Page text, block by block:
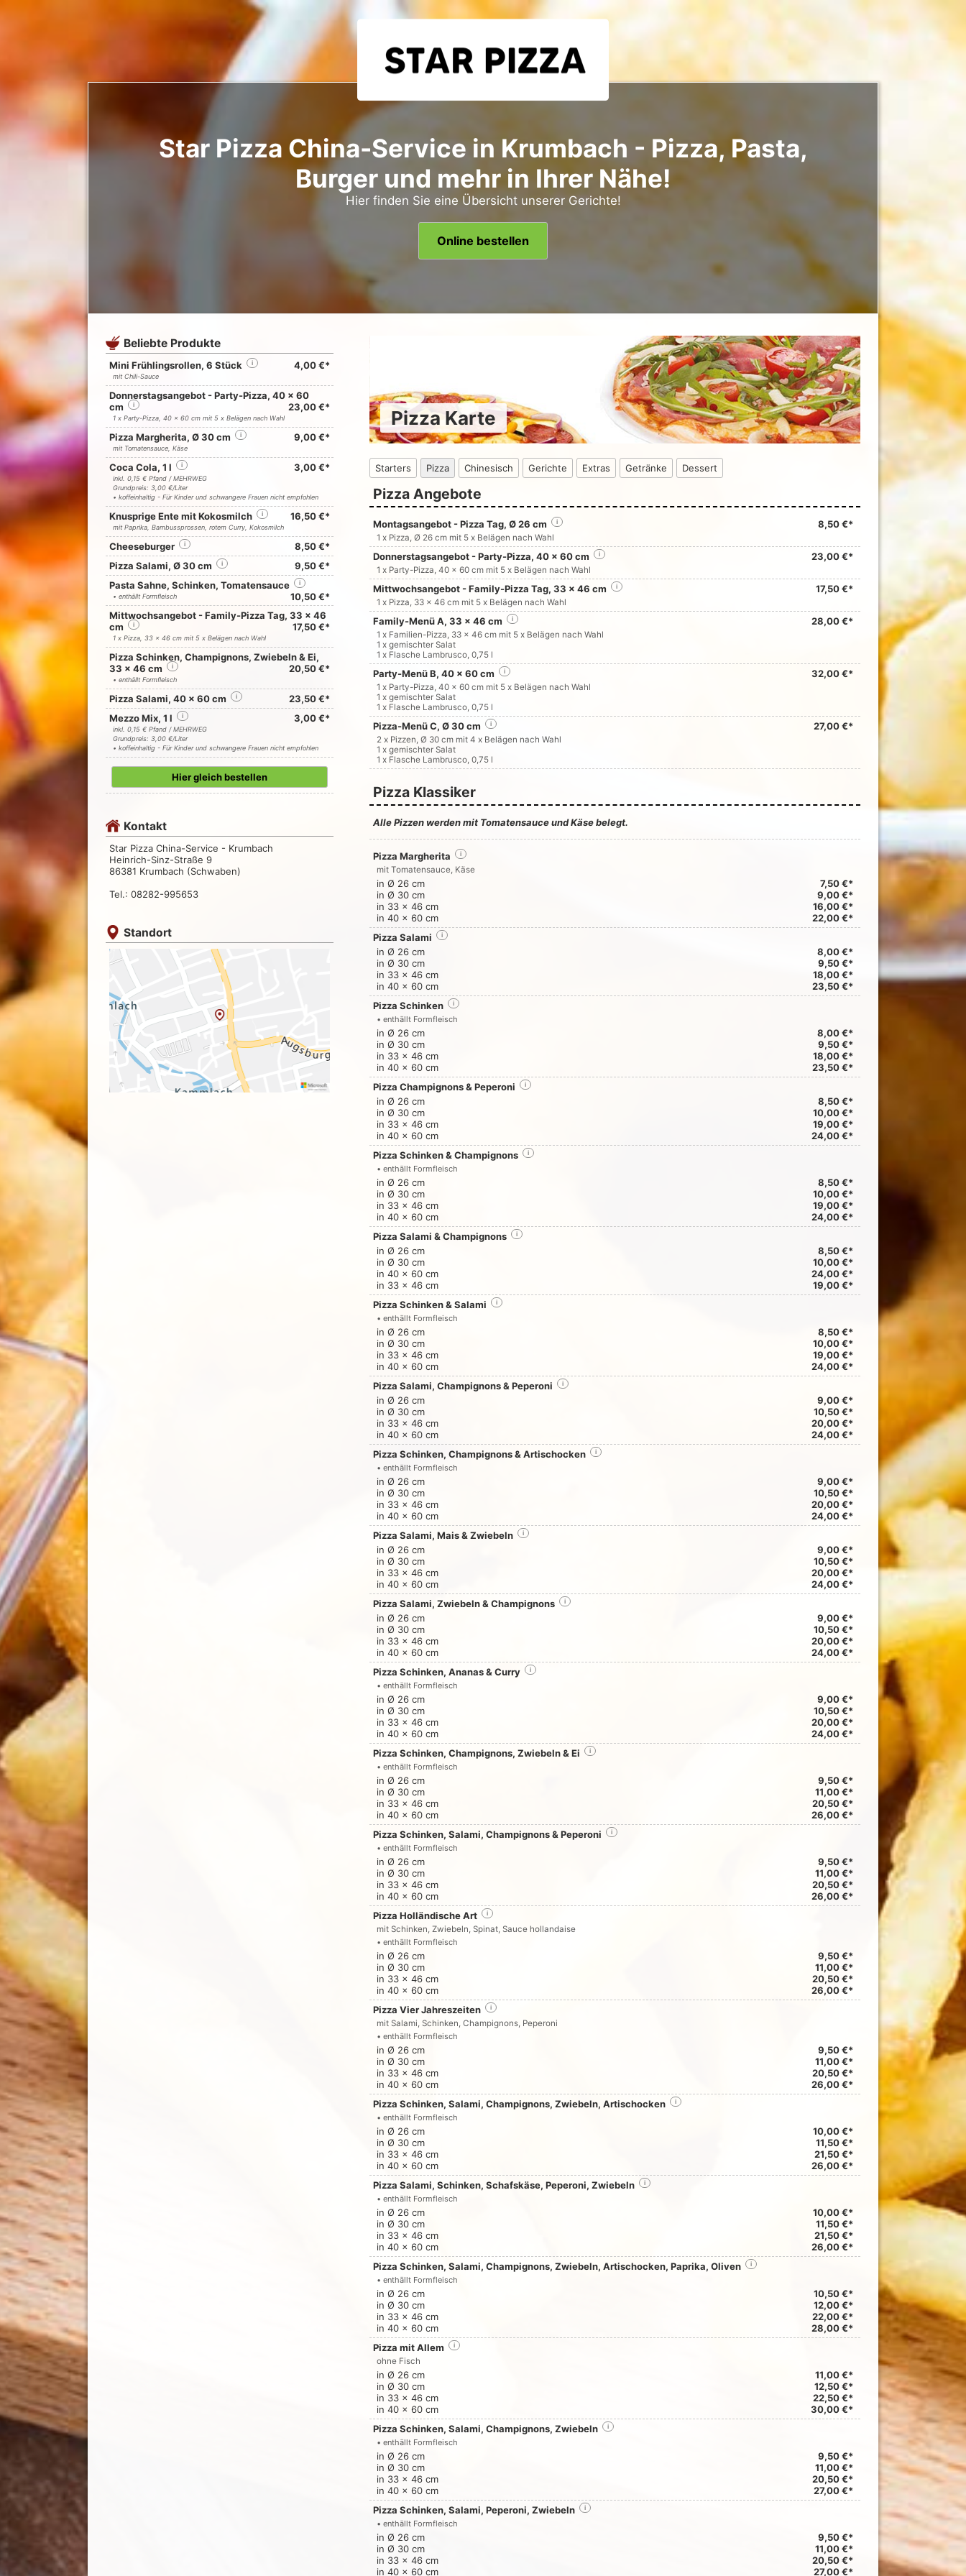
Star Pizza China-Service in Krumbach - Pizza, Pasta,
Burger und mehr in Ihrer Nähe!
Hier finden Sie eine Übersicht unserer Gerichte!
Online bestellen
Beliebte Produkte
Mini Frühlingsrollen, 6 Stück i 4,00 €*
mit Chili-Sauce
Donnerstagsangebot - Party-Pizza, 40 x 60
cm
i 23,00 €*
1 x Party-Pizza, 40 x 60 cm mit 5 x Belägen nach Wahl
Pizza Margherita, Ø 30 cm i 9,00 €*
mit Tomatensauce, Käse
Coca Cola, 1 l i 3,00 €*
inkl. 0,15 € Pfand / MEHRWEG
Grundpreis: 3,00 €/Liter
• koffeinhaltig - Für Kinder und schwangere Frauen nicht empfohlen
Knusprige Ente mit Kokosmilch i 16,50 €*
mit Paprika, Bambussprossen, rotem Curry, Kokosmilch
Cheeseburger i
8,50 €*
Pizza Salami, Ø 30 cm
i
9,50 €*
Pasta Sahne, Schinken, Tomatensauce
i
10,50 €*
• enthällt Formfleisch
Mittwochsangebot - Family-Pizza Tag, 33 x 46
cm
i 17,50 €*
1 x Pizza, 33 x 46 cm mit 5 x Belägen nach Wahl
Pizza Schinken, Champignons, Zwiebeln & Ei,
33 x 46 cm
i 20,50 €*
• enthällt Formfleisch
Pizza Salami, 40 x 60 cm i
23,50 €*
Mezzo Mix, 1 l
i 3,00 €*
inkl. 0,15 € Pfand / MEHRWEG
Grundpreis: 3,00 €/Liter
• koffeinhaltig - Für Kinder und schwangere Frauen nicht empfohlen
Hier gleich bestellen
Kontakt
Star Pizza China-Service - Krumbach
Heinrich-Sinz-Straße 9
86381 Krumbach (Schwaben)
Tel.: 08282-995653
Standort
Pizza Karte
Starters Pizza Chinesisch Gerichte Extras Getränke Dessert
Pizza Angebote
Montagsangebot - Pizza Tag, Ø 26 cm 8,50 €*
i
1 x Pizza, Ø 26 cm mit 5 x Belägen nach Wahl
Donnerstagsangebot - Party-Pizza, 40 x 60 cm 23,00 €*
i
1 x Party-Pizza, 40 x 60 cm mit 5 x Belägen nach Wahl
Mittwochsangebot - Family-Pizza Tag, 33 x 46 cm 17,50 €*
i
1 x Pizza, 33 x 46 cm mit 5 x Belägen nach Wahl
Family-Menü A, 33 x 46 cm 28,00 €*
i
1 x Familien-Pizza, 33 x 46 cm mit 5 x Belägen nach Wahl
1 x gemischter Salat
1 x Flasche Lambrusco, 0,75 l
Party-Menü B, 40 x 60 cm 32,00 €*
i
1 x Party-Pizza, 40 x 60 cm mit 5 x Belägen nach Wahl
1 x gemischter Salat
1 x Flasche Lambrusco, 0,75 l
Pizza-Menü C, Ø 30 cm 27,00 €*
i
2 x Pizzen, Ø 30 cm mit 4 x Belägen nach Wahl
1 x gemischter Salat
1 x Flasche Lambrusco, 0,75 l
Pizza Klassiker
Alle Pizzen werden mit Tomatensauce und Käse belegt.
Pizza Margherita i
mit Tomatensauce, Käse
in Ø 26 cm
7,50 €*
in Ø 30 cm
9,00 €*
in 33 x 46 cm
16,00 €*
in 40 x 60 cm
22,00 €*
Pizza Salami
i
in Ø 26 cm
8,00 €*
in Ø 30 cm
9,50 €*
in 33 x 46 cm
18,00 €*
in 40 x 60 cm
23,50 €*
Pizza Schinken
i
• enthällt Formfleisch
in Ø 26 cm
8,00 €*
in Ø 30 cm
9,50 €*
in 33 x 46 cm
18,00 €*
in 40 x 60 cm
23,50 €*
Pizza Champignons & Peperoni
i
in Ø 26 cm
8,50 €*
in Ø 30 cm
10,00 €*
in 33 x 46 cm
19,00 €*
in 40 x 60 cm
24,00 €*
Pizza Schinken & Champignons
i
• enthällt Formfleisch
in Ø 26 cm
8,50 €*
in Ø 30 cm
10,00 €*
in 33 x 46 cm
19,00 €*
in 40 x 60 cm
24,00 €*
Pizza Salami & Champignons
i
in Ø 26 cm
8,50 €*
in Ø 30 cm
10,00 €*
in 40 x 60 cm
24,00 €*
in 33 x 46 cm
19,00 €*
Pizza Schinken & Salami
i
• enthällt Formfleisch
in Ø 26 cm
8,50 €*
in Ø 30 cm
10,00 €*
in 33 x 46 cm
19,00 €*
in 40 x 60 cm
24,00 €*
Pizza Salami, Champignons & Peperoni
i
in Ø 26 cm
9,00 €*
in Ø 30 cm
10,50 €*
in 33 x 46 cm
20,00 €*
in 40 x 60 cm
24,00 €*
Pizza Schinken, Champignons & Artischocken
i
• enthällt Formfleisch
in Ø 26 cm
9,00 €*
in Ø 30 cm
10,50 €*
in 33 x 46 cm
20,00 €*
in 40 x 60 cm
24,00 €*
Pizza Salami, Mais & Zwiebeln
i
in Ø 26 cm
9,00 €*
in Ø 30 cm
10,50 €*
in 33 x 46 cm
20,00 €*
in 40 x 60 cm
24,00 €*
Pizza Salami, Zwiebeln & Champignons
i
in Ø 26 cm
9,00 €*
in Ø 30 cm
10,50 €*
in 33 x 46 cm
20,00 €*
in 40 x 60 cm
24,00 €*
Pizza Schinken, Ananas & Curry
i
• enthällt Formfleisch
in Ø 26 cm
9,00 €*
in Ø 30 cm
10,50 €*
in 33 x 46 cm
20,00 €*
in 40 x 60 cm
24,00 €*
Pizza Schinken, Champignons, Zwiebeln & Ei
i
• enthällt Formfleisch
in Ø 26 cm
9,50 €*
in Ø 30 cm
11,00 €*
in 33 x 46 cm
20,50 €*
in 40 x 60 cm
26,00 €*
Pizza Schinken, Salami, Champignons & Peperoni
i
• enthällt Formfleisch
in Ø 26 cm
9,50 €*
in Ø 30 cm
11,00 €*
in 33 x 46 cm
20,50 €*
in 40 x 60 cm
26,00 €*
Pizza Holländische Art
i
mit Schinken, Zwiebeln, Spinat, Sauce hollandaise
• enthällt Formfleisch
in Ø 26 cm
9,50 €*
in Ø 30 cm
11,00 €*
in 33 x 46 cm
20,50 €*
in 40 x 60 cm
26,00 €*
Pizza Vier Jahreszeiten
i
mit Salami, Schinken, Champignons, Peperoni
• enthällt Formfleisch
in Ø 26 cm
9,50 €*
in Ø 30 cm
11,00 €*
in 33 x 46 cm
20,50 €*
in 40 x 60 cm
26,00 €*
Pizza Schinken, Salami, Champignons, Zwiebeln, Artischocken
i
• enthällt Formfleisch
in Ø 26 cm
10,00 €*
in Ø 30 cm
11,50 €*
in 33 x 46 cm
21,50 €*
in 40 x 60 cm
26,00 €*
Pizza Salami, Schinken, Schafskäse, Peperoni, Zwiebeln
i
• enthällt Formfleisch
in Ø 26 cm
10,00 €*
in Ø 30 cm
11,50 €*
in 33 x 46 cm
21,50 €*
in 40 x 60 cm
26,00 €*
Pizza Schinken, Salami, Champignons, Zwiebeln, Artischocken, Paprika, Oliven
i
• enthällt Formfleisch
in Ø 26 cm
10,50 €*
in Ø 30 cm
12,00 €*
in 33 x 46 cm
22,00 €*
in 40 x 60 cm
28,00 €*
Pizza mit Allem
i
ohne Fisch
in Ø 26 cm
11,00 €*
in Ø 30 cm
12,50 €*
in 33 x 46 cm
22,50 €*
in 40 x 60 cm
30,00 €*
Pizza Schinken, Salami, Champignons, Zwiebeln
i
• enthällt Formfleisch
in Ø 26 cm
9,50 €*
in Ø 30 cm
11,00 €*
in 33 x 46 cm
20,50 €*
in 40 x 60 cm
27,00 €*
Pizza Schinken, Salami, Peperoni, Zwiebeln
i
• enthällt Formfleisch
in Ø 26 cm
9,50 €*
in Ø 30 cm
11,00 €*
in 33 x 46 cm
20,50 €*
in 40 x 60 cm
27,00 €*